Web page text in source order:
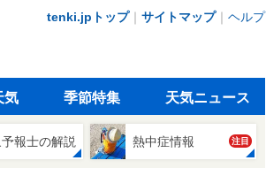
tenki.jpトップ｜ サイトマップ｜ ヘルプ
気 季節特集 天気ニュース
報士の解説 熱中症情報 注目